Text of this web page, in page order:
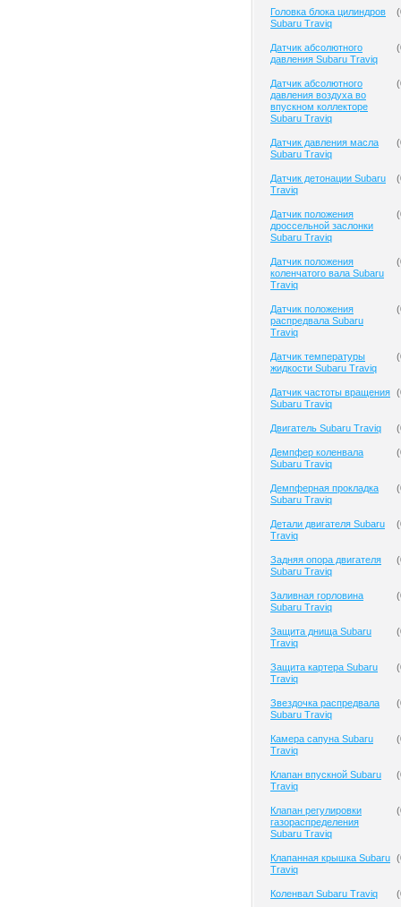
Головка блока цилиндров
Subaru Traviq
(
Датчик абсолютного
давления Subaru Traviq
(
Датчик абсолютного
давления воздуха во
впускном коллекторе
Subaru Traviq
(
Датчик давления масла
Subaru Traviq
(
Датчик детонации Subaru
Traviq
(
Датчик положения
дроссельной заслонки
Subaru Traviq
(
Датчик положения
коленчатого вала Subaru
Traviq
(
Датчик положения
распредвала Subaru
Traviq
(
Датчик температуры
жидкости Subaru Traviq
(
Датчик частоты вращения
Subaru Traviq
(
Двигатель Subaru Traviq (
Демпфер коленвала
Subaru Traviq
(
Демпферная прокладка
Subaru Traviq
(
Детали двигателя Subaru
Traviq
(
Задняя опора двигателя
Subaru Traviq
(
Заливная горловина
Subaru Traviq
(
Защита днища Subaru
Traviq
(
Защита картера Subaru
Traviq
(
Звездочка распредвала
Subaru Traviq
(
Камера сапуна Subaru
Traviq
(
Клапан впускной Subaru
Traviq
(
Клапан регулировки
газораспределения
Subaru Traviq
(
Клапанная крышка Subaru
Traviq
(
Коленвал Subaru Traviq (